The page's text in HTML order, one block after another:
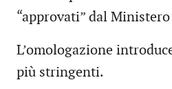
“approvati” dal
L’omologazione
più stringenti.